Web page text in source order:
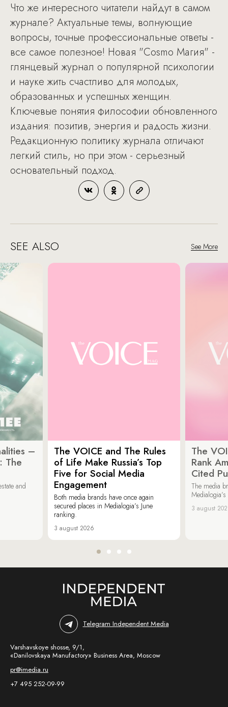
Что же интересного читатели найдут в самом
журнале? Актуальные темы, волнующие
вопросы, точные профессиональные ответы -
все самое полезное! Новая "Cosmo Магия" -
глянцевый журнал о популярной психологии
и науке жить счастливо для молодых,
образованных и успешных женщин.
Ключевые понятия философии обновленного
издания: позитив, энергия и радость жизни.
Редакционную политику журнала отличают
легкий стиль, но при этом - серьезный
основательный подход.
SEE ALSO See More
–
The
and
The VOICE and The Rules
of Life Make Russia’s Top
Five for Social Media
Engagement
Both media brands have once again
secured places in Medialogia’s June
ranking.
3 august 2026
The
Rank
Cited
The media
3 august
Telegram Independent Media
Varshavskoye shosse, 9/1,
«Danilovskaya Manufactory» Business Area, Moscow
pr@imedia.ru
+7 495 252-09-99